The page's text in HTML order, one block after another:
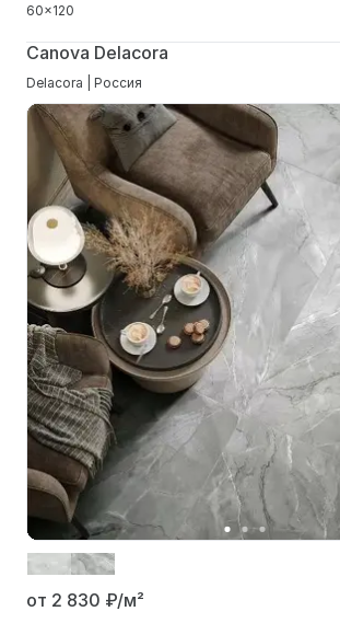
60x120
Canova Delacora
Delacora | Россия
от 2 830 ₽/м²